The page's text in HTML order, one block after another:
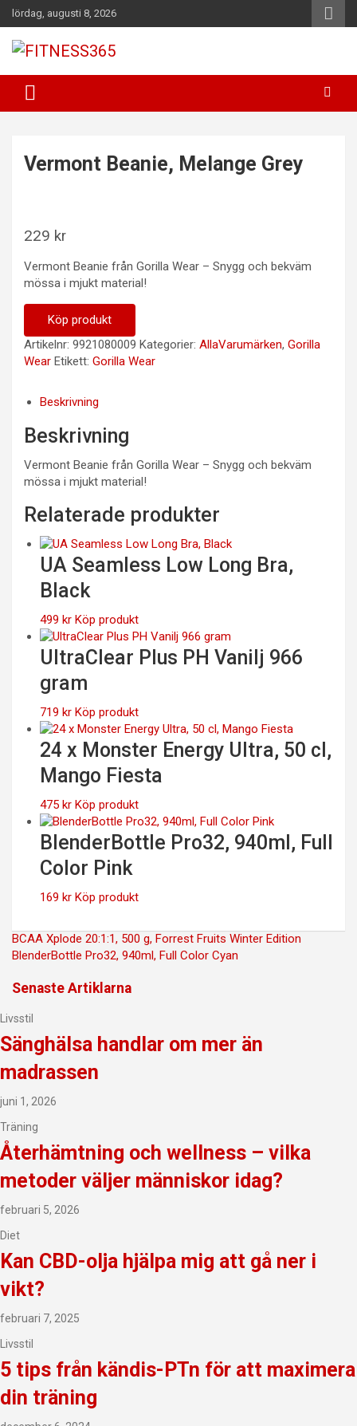
Hoppa
till
innehåll
lördag, augusti 8, 2026
FITNESS365
Vermont Beanie, Melange Grey
229 kr
Vermont Beanie från Gorilla Wear – Snygg och bekväm
mössa i mjukt material!
Köp produkt
Artikelnr: 9921080009 Kategorier: AllaVarumärken, Gorilla
Wear Etikett: Gorilla Wear
Beskrivning
Beskrivning
Vermont Beanie från Gorilla Wear – Snygg och bekväm
mössa i mjukt material!
Relaterade produkter
UA Seamless Low Long Bra,
Black
499 kr Köp produkt
UltraClear Plus PH Vanilj 966
gram
719 kr Köp produkt
24 x Monster Energy Ultra, 50 cl,
Mango Fiesta
475 kr Köp produkt
BlenderBottle Pro32, 940ml, Full
Color Pink
169 kr Köp produkt
Inläggsnavigering
BCAA Xplode 20:1:1, 500 g, Forrest Fruits Winter Edition
BlenderBottle Pro32, 940ml, Full Color Cyan
Senaste Artiklarna
Livsstil
Sänghälsa handlar om mer än
madrassen
juni 1, 2026
Träning
Återhämtning och wellness – vilka
metoder väljer människor idag?
februari 5, 2026
Diet
Kan CBD-olja hjälpa mig att gå ner i
vikt?
februari 7, 2025
Livsstil
5 tips från kändis-PTn för att maximera
din träning